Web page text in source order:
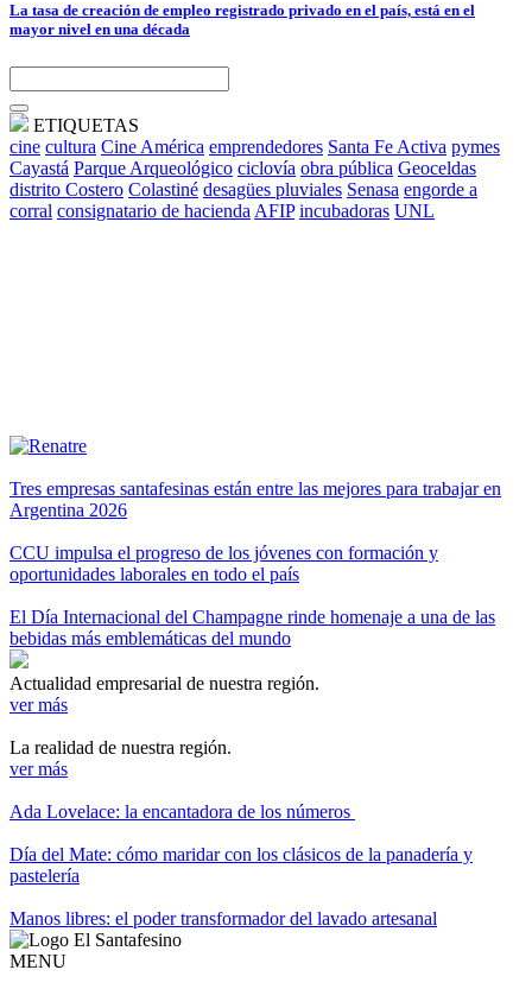
La tasa de creación de empleo registrado privado en el país, está en el
mayor nivel en una década
ETIQUETAS
cine cultura Cine América emprendedores Santa Fe Activa pymes
Cayastá Parque Arqueológico ciclovía obra pública Geoceldas
distrito Costero Colastiné desagües pluviales Senasa engorde a
corral consignatario de hacienda AFIP incubadoras UNL
Tres empresas santafesinas están entre las mejores para trabajar en
Argentina 2026
CCU impulsa el progreso de los jóvenes con formación y
oportunidades laborales en todo el país
El Día Internacional del Champagne rinde homenaje a una de las
bebidas más emblemáticas del mundo
Actualidad empresarial de nuestra región.
ver más
La realidad de nuestra región.
ver más
Ada Lovelace: la encantadora de los números
Día del Mate: cómo maridar con los clásicos de la panadería y
pastelería
Manos libres: el poder transformador del lavado artesanal
MENU